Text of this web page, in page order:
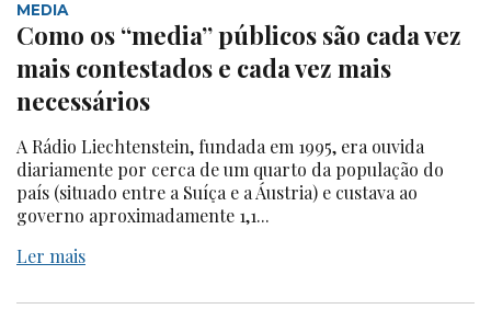
MEDIA
Como os “media” públicos são cada vez
mais contestados e cada vez mais
necessários
A Rádio Liechtenstein, fundada em 1995, era ouvida
diariamente por cerca de um quarto da população do
país (situado entre a Suíça e a Áustria) e custava ao
governo aproximadamente 1,1...
Ler mais